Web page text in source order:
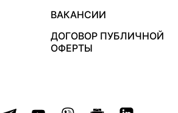
ВАКАНСИИ
ДОГОВОР ПУБЛИЧНОЙ
ОФЕРТЫ